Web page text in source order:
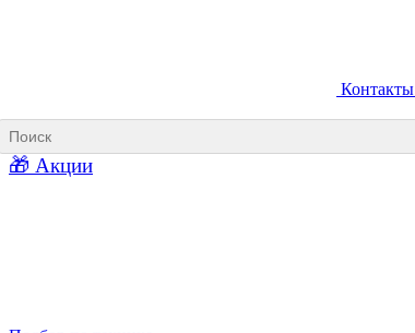
Ковши для фронтальных погрузчиков
Контакты
🎁 Акции